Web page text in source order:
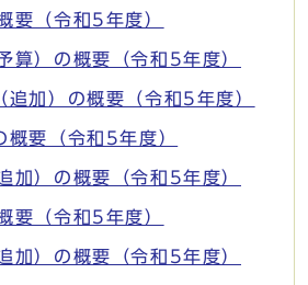
要（令和5年度）
算）の概要（令和5年度）
加）の概要（令和5年度）
要（令和5年度）
加）の概要（令和5年度）
要（令和5年度）
加）の概要（令和5年度）